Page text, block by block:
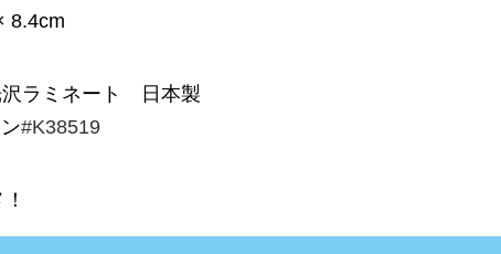
8.4cm
沢ラミネート 日本製
#K38519